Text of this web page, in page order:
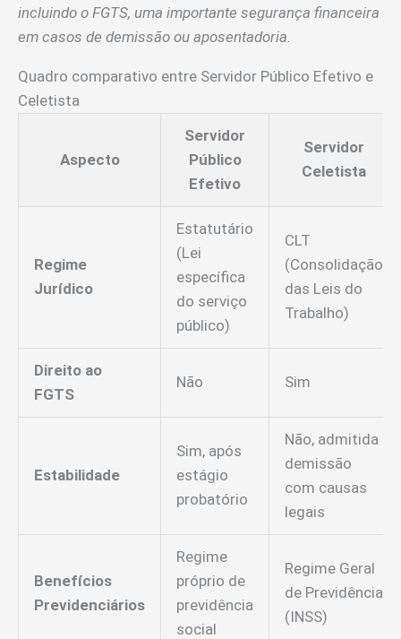
incluindo o FGTS, uma importante segurança financeira
em casos de demissão ou aposentadoria.
Quadro comparativo entre Servidor Público Efetivo e
Celetista
Aspecto
Servidor
Público
Efetivo
Servidor
Celetista
Regime
Jurídico
Estatutário
(Lei
específica
do serviço
público)
CLT
(Consolidação
das Leis do
Trabalho)
Direito ao
FGTS
Não Sim
Estabilidade
Sim, após
estágio
probatório
Não, admitida
demissão
com causas
legais
Benefícios
Previdenciários
Regime
próprio de
previdência
social
Regime Geral
de Previdência
(INSS)